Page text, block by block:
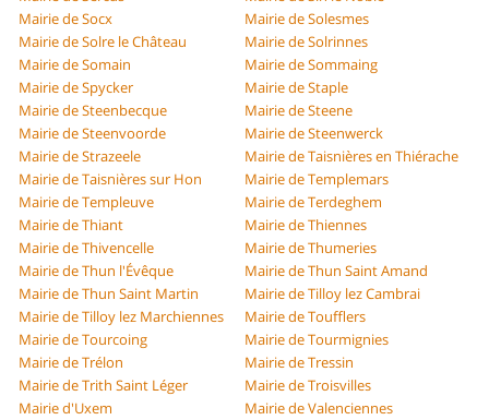
Mairie de Socx
Mairie de Solesmes
Mairie de Solre le Château
Mairie de Solrinnes
Mairie de Somain
Mairie de Sommaing
Mairie de Spycker
Mairie de Staple
Mairie de Steenbecque
Mairie de Steene
Mairie de Steenvoorde
Mairie de Steenwerck
Mairie de Strazeele
Mairie de Taisnières en Thiérache
Mairie de Taisnières sur Hon
Mairie de Templemars
Mairie de Templeuve
Mairie de Terdeghem
Mairie de Thiant
Mairie de Thiennes
Mairie de Thivencelle
Mairie de Thumeries
Mairie de Thun l'Évêque
Mairie de Thun Saint Amand
Mairie de Thun Saint Martin
Mairie de Tilloy lez Cambrai
Mairie de Tilloy lez Marchiennes
Mairie de Toufflers
Mairie de Tourcoing
Mairie de Tourmignies
Mairie de Trélon
Mairie de Tressin
Mairie de Trith Saint Léger
Mairie de Troisvilles
Mairie d'Uxem
Mairie de Valenciennes